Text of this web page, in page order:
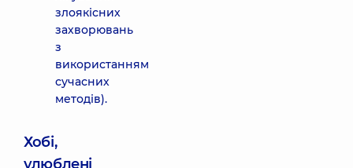
злоякісних
захворювань
з
використанням
сучасних
методів).
Хобі,
улюблені